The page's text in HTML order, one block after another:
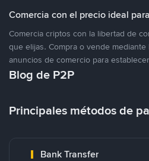
Comercia con el precio ideal
Comercia criptos con la libertad de
que elijas. Compra o vende
anuncios de comercio para
Blog de P2P
Principales métodos de
Bank Transfer